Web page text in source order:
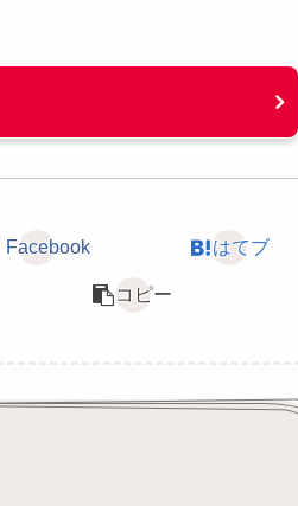
Facebook はてブ
コピー